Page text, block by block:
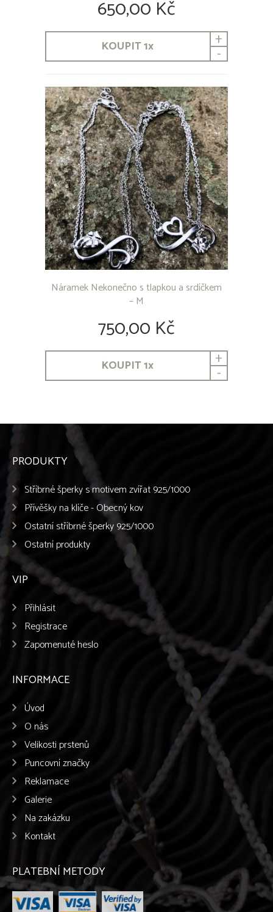
650,00 Kč
KOUPIT1x +
-
Náramek Nekonečno s tlapkou a srdíčkem
– M
750,00 Kč
KOUPIT1x +
-
PRODUKTY
Stříbrné šperky s motivem zvířat 925/1000
Přívěšky na klíče - Obecný kov
Ostatní stříbrné šperky 925/1000
Ostatní produkty
VIP
Přihlásit
Registrace
Zapomenuté heslo
INFORMACE
Úvod
O nás
Velikosti prstenů
Puncovní značky
Reklamace
Galerie
Na zakázku
Kontakt
PLATEBNÍ METODY